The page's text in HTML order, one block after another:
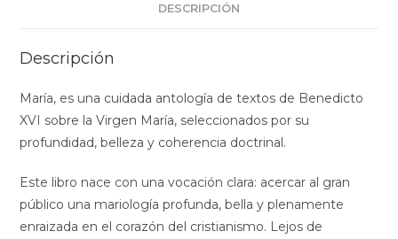
DESCRIPCIÓN
Descripción
María, es una cuidada antología de textos de Benedicto
XVI sobre la Virgen María, seleccionados por su
profundidad, belleza y coherencia doctrinal.
Este libro nace con una vocación clara: acercar al gran
público una mariología profunda, bella y plenamente
enraizada en el corazón del cristianismo. Lejos de